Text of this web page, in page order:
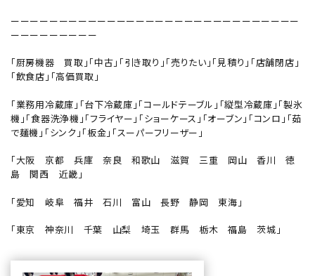
ーーーーーーーーーーーーーーーーーーーーーーーーーーーーーー
ーーーーーーーーー
「厨房機器 買取」「中古」「引き取り」「売りたい」「見積り」「店舗閉店」
「飲食店」「高価買取」
「業務用冷蔵庫」「台下冷蔵庫」「コールドテーブル」「縦型冷蔵庫」「製氷
機」「食器洗浄機」「フライヤー」「ショーケース」「オーブン」「コンロ」「茹
で麺機」「シンク」「板金」「スーパーフリーザー」
「大阪 京都 兵庫 奈良 和歌山 滋賀 三重 岡山 香川 徳
島 関西 近畿」
「愛知 岐阜 福井 石川 富山 長野 静岡 東海」
「東京 神奈川 千葉 山梨 埼玉 群馬 栃木 福島 茨城」